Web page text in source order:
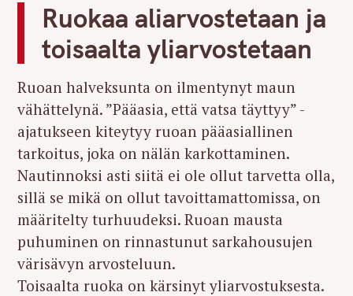
Ruokaa aliarvostetaan ja
toisaalta yliarvostetaan
Ruoan halveksunta on ilmentynyt maun
vähättelynä. ”Pääasia, että vatsa täyttyy” -
ajatukseen kiteytyy ruoan pääasiallinen
tarkoitus, joka on nälän karkottaminen.
Nautinnoksi asti siitä ei ole ollut tarvetta olla,
sillä se mikä on ollut tavoittamattomissa, on
määritelty turhuudeksi. Ruoan mausta
puhuminen on rinnastunut sarkahousujen
värisävyn arvosteluun.
Toisaalta ruoka on kärsinyt yliarvostuksesta.